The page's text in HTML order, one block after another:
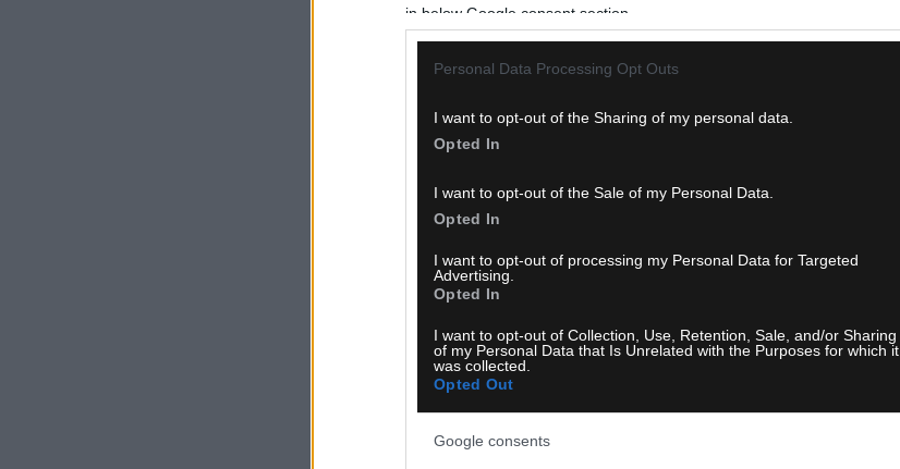
in below Google consent section.
Personal Data Processing Opt Outs
I want to opt-out of the Sharing of my personal data.
Opted In
I want to opt-out of the Sale of my Personal Data.
Opted In
I want to opt-out of processing my Personal Data for Targeted
Advertising.
Opted In
I want to opt-out of Collection, Use, Retention, Sale, and/or Sharing
of my Personal Data that Is Unrelated with the Purposes for which it
was collected.
Opted Out
Google consents